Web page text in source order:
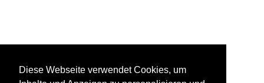
Diese Webseite verwendet Cookies, um